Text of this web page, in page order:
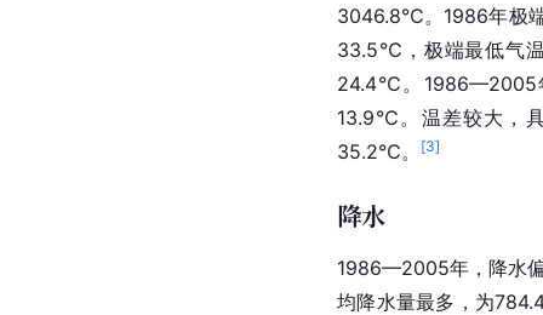
3046.8℃。1986年极
33.5℃，极端最低气
24.4℃。1986—2005
13.9℃。温差较大，
35.2℃。
[3]
降水
1986—2005年，降水
均降水量最多，为